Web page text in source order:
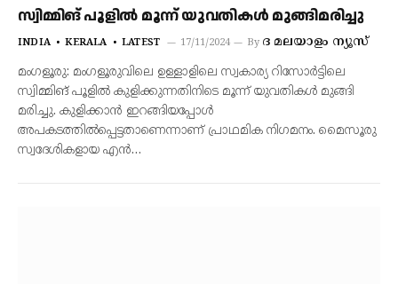
സ്വിമ്മിങ് പൂളിൽ മൂന്ന് യുവതികൾ മുങ്ങിമരിച്ചു
INDIA KERALA LATEST 17/11/2024 By ദ മലയാളം ന്യൂസ്‌
മംഗളൂരു: മംഗളൂരുവിലെ ഉള്ളാളിലെ സ്വകാര്യ റിസോർട്ടിലെ
സ്വിമ്മിങ് പൂളിൽ കുളിക്കുന്നതിനിടെ മൂന്ന് യുവതികൾ മുങ്ങി
മരിച്ചു. കുളിക്കാൻ ഇറങ്ങിയപ്പോൾ
അപകടത്തിൽപ്പെട്ടതാണെന്നാണ് പ്രാഥമിക നിഗമനം. മൈസൂരു
സ്വദേശികളായ എൻ…